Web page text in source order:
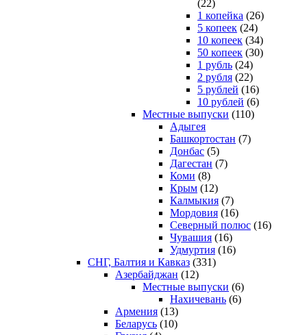
(22)
1 копейка (26)
5 копеек (24)
10 копеек (34)
50 копеек (30)
1 рубль (24)
2 рубля (22)
5 рублей (16)
10 рублей (6)
Местные выпуски (110)
Адыгея
Башкортостан (7)
Донбас (5)
Дагестан (7)
Коми (8)
Крым (12)
Калмыкия (7)
Мордовия (16)
Северный полюс (16)
Чувашия (16)
Удмуртия (16)
СНГ, Балтия и Кавказ (331)
Азербайджан (12)
Местные выпуски (6)
Нахичевань (6)
Армения (13)
Беларусь (10)